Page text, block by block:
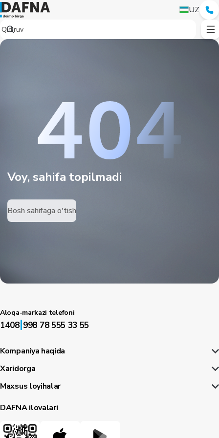
UZ
Voy, sahifa topilmadi
Bosh sahifaga o'tish
Aloqa-markazi telefoni
1408|998 78 555 33 55
Kompaniya haqida
Xaridorga
Maxsus loyihalar
DAFNA ilovalari